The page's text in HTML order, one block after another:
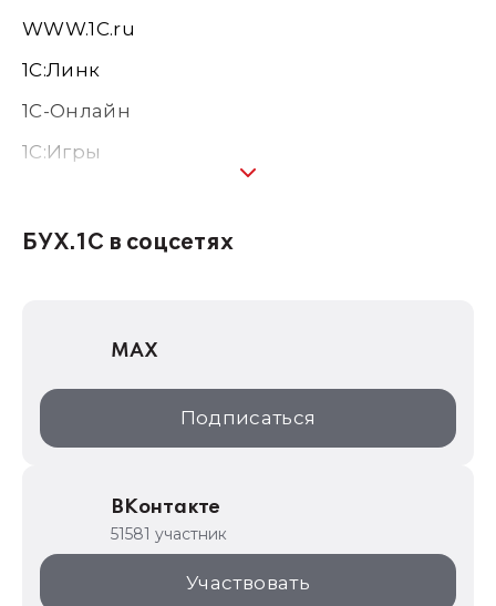
WWW.1С.ru
1С:Линк
1С-Онлайн
1C:Игры
1С:Консалтинг
1С:Дистрибьюция
1С:Образование
ИТС.1C.ru
1С для торговли
1С:Торговая площадка
БУХ.1С в соцсетях
MAX
Подписаться
ВКонтакте
51581 участник
Участвовать